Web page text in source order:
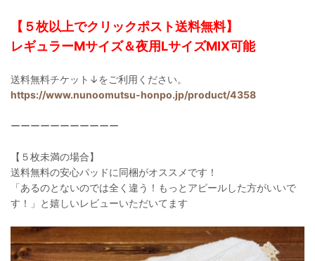
【５枚以上でクリックポスト送料無料】
レギュラーMサイズ＆夜用LサイズMIX可能
送料無料チケット↓をご利用ください。
https://www.nunoomutsu-honpo.jp/product/4358
ーーーーーーーーーーー
【５枚未満の場合】
送料無料の安心パッドに同梱がオススメです！
「あるのとないのでは全く違う！もっとアピールした方がいいで
す！」と嬉しいレビューいただいてます